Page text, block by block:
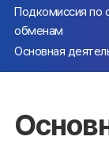
Подкомиссия по
обменам
Основная